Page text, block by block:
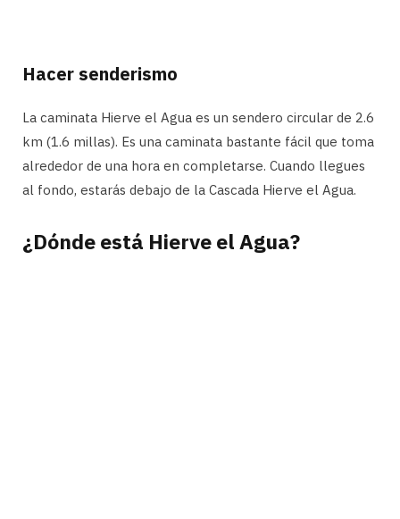
Hacer senderismo
La caminata Hierve el Agua es un sendero circular de 2.6
km (1.6 millas). Es una caminata bastante fácil que toma
alrededor de una hora en completarse. Cuando llegues
al fondo, estarás debajo de la Cascada Hierve el Agua.
¿Dónde está Hierve el Agua?